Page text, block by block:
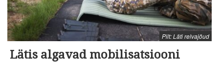
Pilt: Läti relvajõud
Lätis algavad mobilisatsiooni